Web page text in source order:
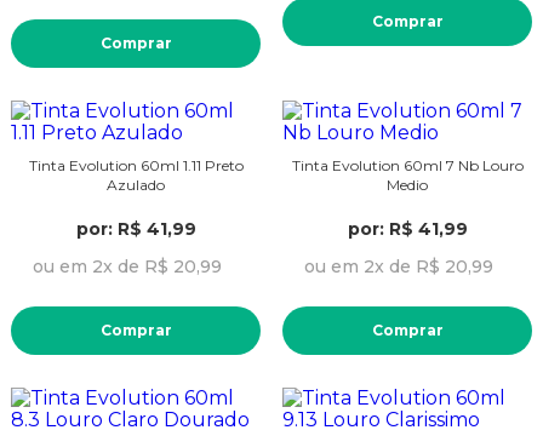
Comprar
Comprar
Tinta Evolution 60ml 1.11 Preto
Azulado
por: R$ 41,99
ou em 2x de R$ 20,99
Comprar
Tinta Evolution 60ml 7 Nb Louro
Medio
por: R$ 41,99
ou em 2x de R$ 20,99
Comprar